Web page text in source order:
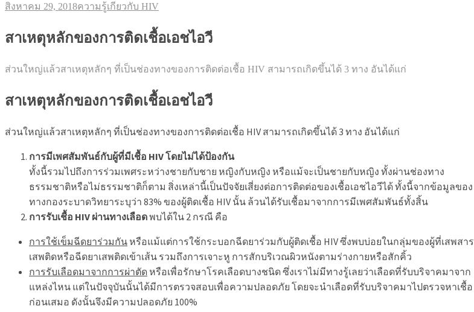
สิงหาคม 29, 2018ความรู้เกียวกับ HIV
สาเหตุหลักของการติดเชื้อเอชไอวี
ส่วนใหญ่แล้วสาเหตุหลักๆ ที่เป็นช่องทางของการติดต่อเชื้อ HIV สามารถเกิดขึ้นได้ 3 ทาง อันได้แก่
สาเหตุหลักของการติดเชื้อเอชไอวี
ส่วนใหญ่แล้วสาเหตุหลักๆ ที่เป็นช่องทางของการติดต่อเชื้อ HIV สามารถเกิดขึ้นได้ 3 ทาง อันได้แก่
การมีเพศสัมพันธ์กับผู้ที่มีเชื้อ HIV โดยไม่ได้ป้องกัน
ทั้งนี้รวมไปถึงการร่วมเพศระหว่างชายกับชาย หญิงกับหญิง หรือแม้จะเป็นชายกับหญิง ทั้งผ่านช่องทาง
ธรรมชาติหรือไม่ธรรมชาติก็ตาม สิ่งเหล่านี้เป็นปัจจัยเสี่ยงต่อการติดต่อของเชื้อเอชไอวีได้ ทั้งนี้จากข้อมูลของ
ทางกองระบาดวิทยาระบุว่า 83% ของผู้ติดเชื้อ HIV นั้น ล้วนได้รับเชื้อมาจากการมีเพศสัมพันธ์ทั้งสิ้น
การรับเชื้อ HIV ผ่านทางเลือดพบได้ใน 2 กรณี คือ
การใช้เข็มฉีดยาร่วมกันหรือแม้แต่การใช้กระบอกฉีดยาร่วมกับผู้ติดเชื้อ HIV ซึ่งพบบ่อยในกลุ่มของผู้ที่เสพสาร
เสพติดหรือฉีดยาเสพติดเข้าเส้น รวมถึงการเจาะหู การสักบริเวณผิวหนังตามร่างกายหรือสักคิ้ว
การรับเลือดมาจากการผ่าตัดหรือเพื่อรักษาโรคเลือดบางชนิด ซึ่งเราไม่มีทางรู้เลยว่าเลือดที่รับบริจาคมาจาก
แหล่งไหน แต่ในปัจจุบันนั้นได้มีการตรวจสอบเพื่อความปลอดภัย โดยจะนำเลือดที่รับบริจาคมาไปตรวจหาเชื้อ
ก่อนเสมอ ดังนั้นจึงมีความปลอดภัย 100%